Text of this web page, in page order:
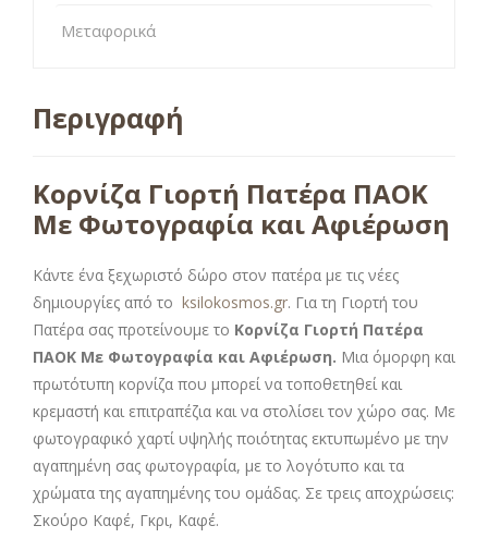
Μεταφορικά
Περιγραφή
Κορνίζα Γιορτή Πατέρα ΠΑΟΚ
Με Φωτογραφία και Αφιέρωση
Κάντε ένα ξεχωριστό δώρο στον πατέρα με τις νέες
δημιουργίες από το ksilokosmos.gr. Για τη Γιορτή του
Πατέρα σας προτείνουμε το Κορνίζα Γιορτή Πατέρα
ΠΑΟΚ Με Φωτογραφία και Αφιέρωση. Μια όμορφη και
πρωτότυπη κορνίζα που μπορεί να τοποθετηθεί και
κρεμαστή και επιτραπέζια και να στολίσει τον χώρο σας. Με
φωτογραφικό χαρτί υψηλής ποιότητας εκτυπωμένο με την
αγαπημένη σας φωτογραφία, με το λογότυπο και τα
χρώματα της αγαπημένης του ομάδας. Σε τρεις αποχρώσεις:
Σκούρο Καφέ, Γκρι, Καφέ.